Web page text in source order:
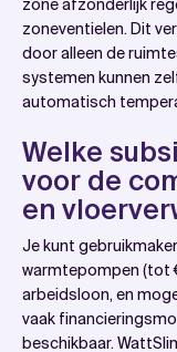
zone afzonderlijk
zoneventielen. Dit
door alleen de
systemen kunnen
automatisch
Welke
voor de
en
Je kunt
warmtepompen (tot
arbeidsloon, en
vaak
beschikbaar.